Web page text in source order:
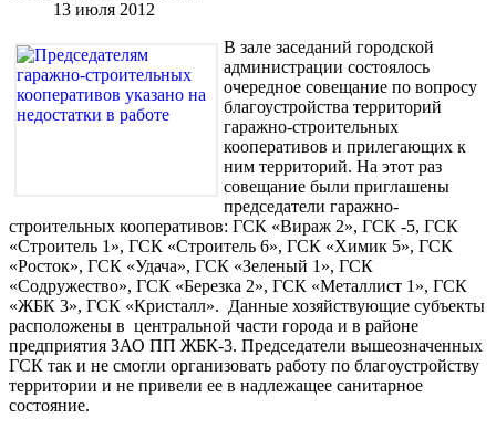
13 июля 2012
В зале заседаний городской
администрации состоялось
очередное совещание по вопросу
благоустройства территорий
гаражно-строительных
кооперативов и прилегающих к
ним территорий. На этот раз
совещание были приглашены
председатели гаражно-
строительных кооперативов: ГСК «Вираж 2», ГСК -5, ГСК
«Строитель 1», ГСК «Строитель 6», ГСК «Химик 5», ГСК
«Росток», ГСК «Удача», ГСК «Зеленый 1», ГСК
«Содружество», ГСК «Березка 2», ГСК «Металлист 1», ГСК
«ЖБК 3», ГСК «Кристалл». Данные хозяйствующие субъекты
расположены в центральной части города и в районе
предприятия ЗАО ПП ЖБК-3. Председатели вышеозначенных
ГСК так и не смогли организовать работу по благоустройству
территории и не привели ее в надлежащее санитарное
состояние.